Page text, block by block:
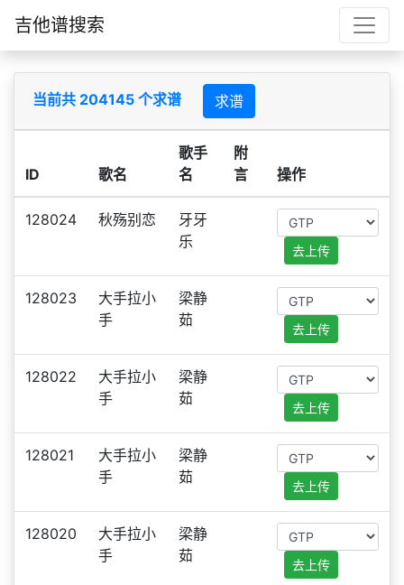
吉他谱搜索
当前共 204145 个求谱 求谱
ID 歌名
歌手
名
附
言
操作
128024 秋殇别恋
牙牙
乐
去上传
128023
大手拉小
手
梁静
茹
去上传
128022
大手拉小
手
梁静
茹
去上传
128021
大手拉小
手
梁静
茹
去上传
128020
大手拉小
手
梁静
茹
去上传